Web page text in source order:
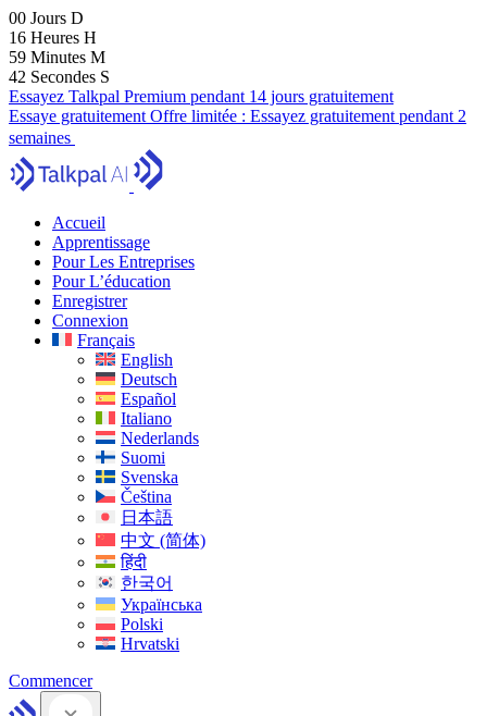
00 Jours D
16 Heures H
59 Minutes M
41 Secondes S
Essayez Talkpal Premium pendant 14 jours gratuitement
Essaye gratuitement Offre limitée : Essayez gratuitement pendant 2
semaines
Accueil
Apprentissage
Pour Les Entreprises
Pour L’éducation
Enregistrer
Connexion
Français
English
Deutsch
Español
Italiano
Nederlands
Suomi
Svenska
Čeština
日本語
中文 (简体)
हिंदी
한국어
Українська
Polski
Hrvatski
Commencer